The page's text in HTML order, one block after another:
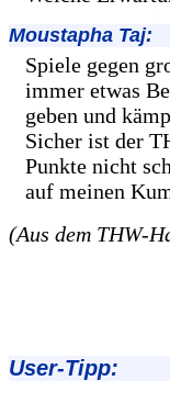
Moustapha Taj:
Spiele gegen
immer etwas
geben und
Sicher ist der
Punkte nicht
auf meinen
(Aus dem THW-
User-Tipp: